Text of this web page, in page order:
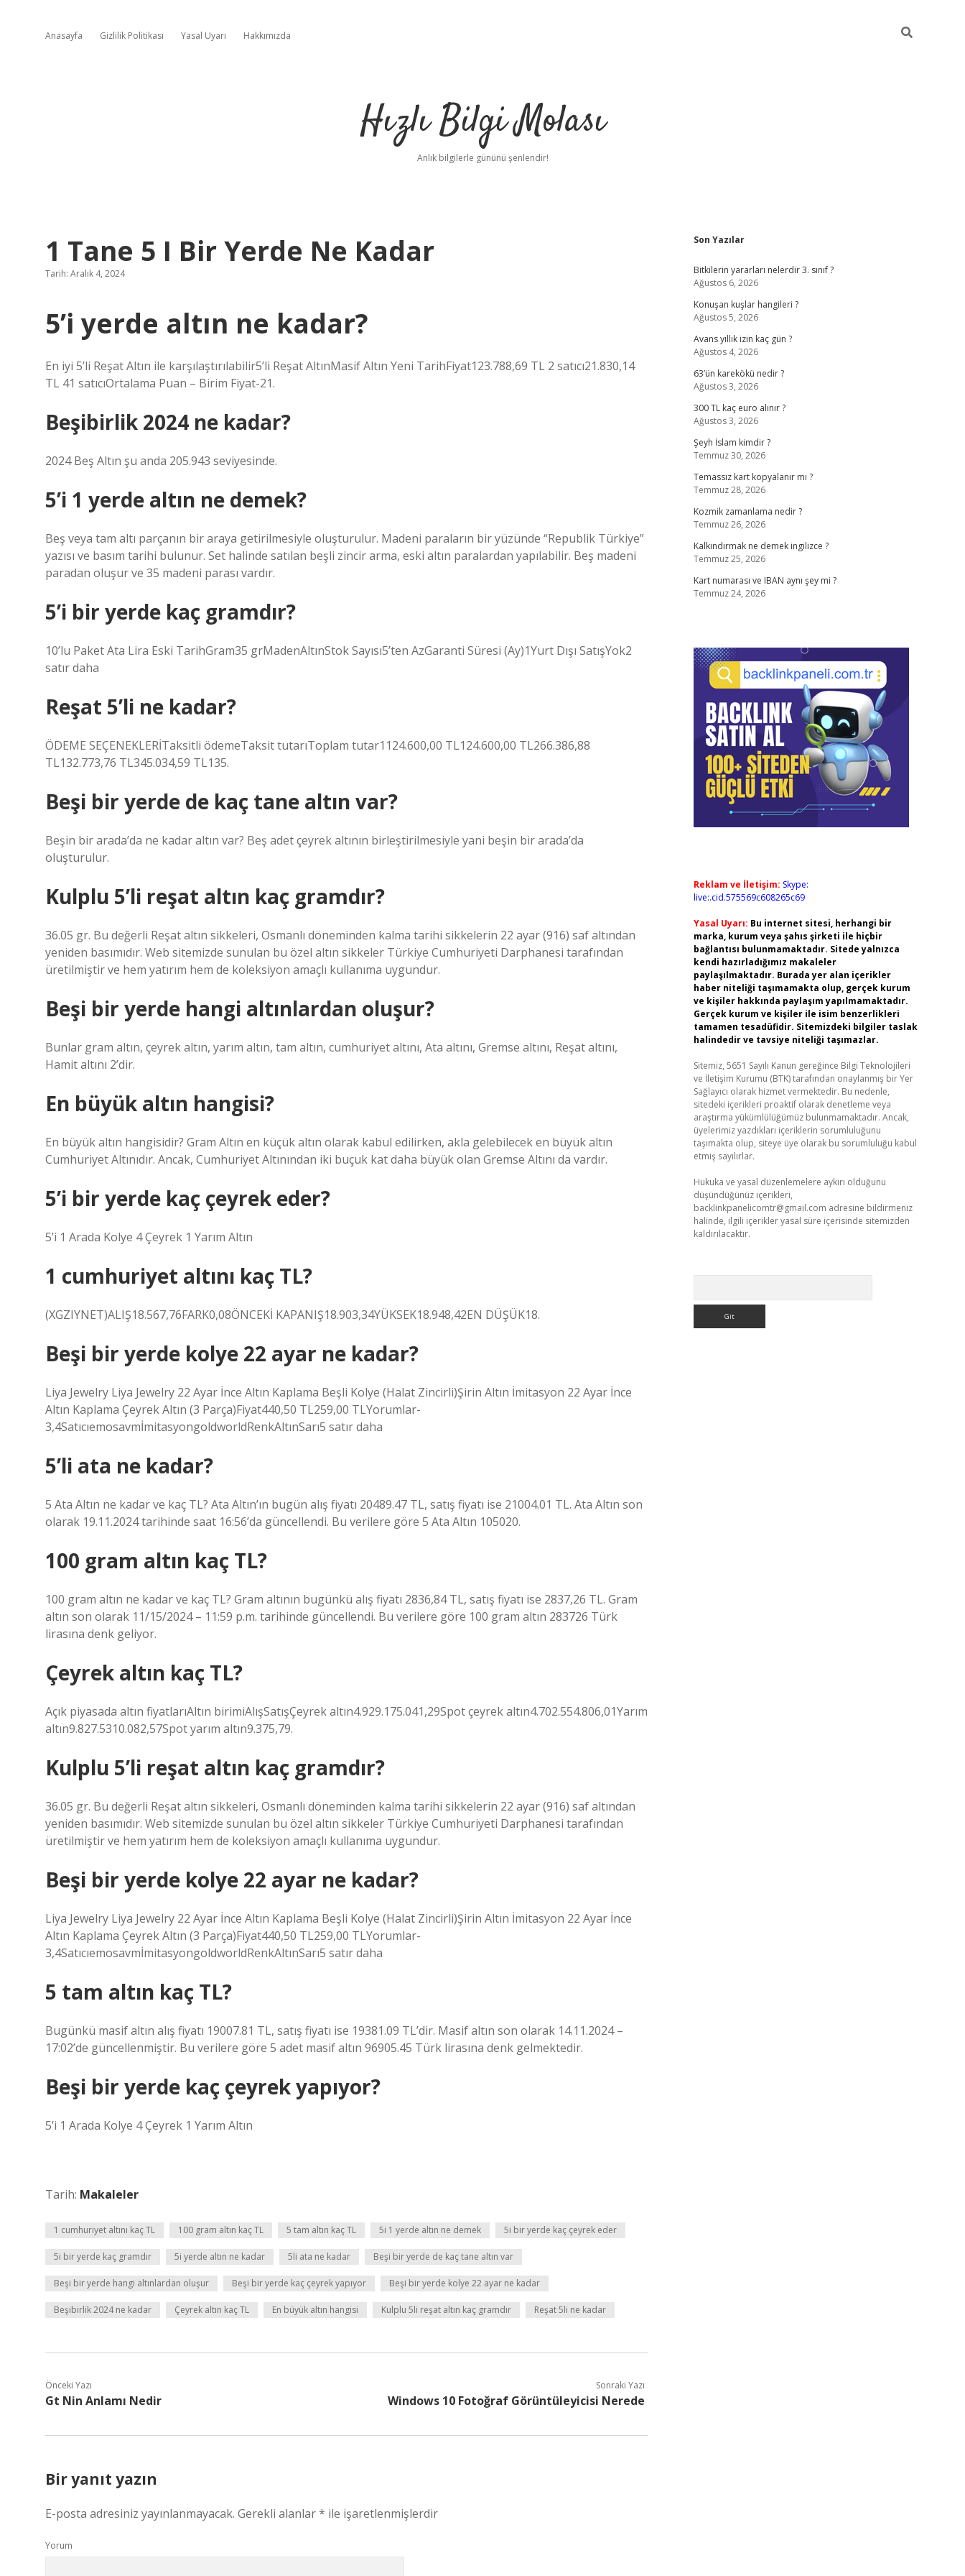
Anasayfa Gizlilik Politikası Yasal Uyarı Hakkımızda
Hızlı Bilgi Molası
Anlık bilgilerle gününü şenlendir!
1 Tane 5 I Bir Yerde Ne Kadar
Tarih: Aralık 4, 2024
5’i yerde altın ne kadar?
En iyi 5’li Reşat Altın ile karşılaştırılabilir5’li Reşat AltınMasif Altın Yeni TarihFiyat123.788,69 TL 2 satıcı21.830,14
TL 41 satıcıOrtalama Puan – Birim Fiyat-21.
Beşibirlik 2024 ne kadar?
2024 Beş Altın şu anda 205.943 seviyesinde.
5’i 1 yerde altın ne demek?
Beş veya tam altı parçanın bir araya getirilmesiyle oluşturulur. Madeni paraların bir yüzünde “Republik Türkiye”
yazısı ve basım tarihi bulunur. Set halinde satılan beşli zincir arma, eski altın paralardan yapılabilir. Beş madeni
paradan oluşur ve 35 madeni parası vardır.
5’i bir yerde kaç gramdır?
10’lu Paket Ata Lira Eski TarihGram35 grMadenAltınStok Sayısı5’ten AzGaranti Süresi (Ay)1Yurt Dışı SatışYok2
satır daha
Reşat 5’li ne kadar?
ÖDEME SEÇENEKLERİTaksitli ödemeTaksit tutarıToplam tutar1124.600,00 TL124.600,00 TL266.386,88
TL132.773,76 TL345.034,59 TL135.
Beşi bir yerde de kaç tane altın var?
Beşin bir arada’da ne kadar altın var? Beş adet çeyrek altının birleştirilmesiyle yani beşin bir arada’da
oluşturulur.
Kulplu 5’li reşat altın kaç gramdır?
36.05 gr. Bu değerli Reşat altın sikkeleri, Osmanlı döneminden kalma tarihi sikkelerin 22 ayar (916) saf altından
yeniden basımıdır. Web sitemizde sunulan bu özel altın sikkeler Türkiye Cumhuriyeti Darphanesi tarafından
üretilmiştir ve hem yatırım hem de koleksiyon amaçlı kullanıma uygundur.
Beşi bir yerde hangi altınlardan oluşur?
Bunlar gram altın, çeyrek altın, yarım altın, tam altın, cumhuriyet altını, Ata altını, Gremse altını, Reşat altını,
Hamit altını 2’dir.
En büyük altın hangisi?
En büyük altın hangisidir? Gram Altın en küçük altın olarak kabul edilirken, akla gelebilecek en büyük altın
Cumhuriyet Altınıdır. Ancak, Cumhuriyet Altınından iki buçuk kat daha büyük olan Gremse Altını da vardır.
5’i bir yerde kaç çeyrek eder?
5’i 1 Arada Kolye 4 Çeyrek 1 Yarım Altın
1 cumhuriyet altını kaç TL?
(XGZIYNET)ALIŞ18.567,76FARK0,08ÖNCEKİ KAPANIŞ18.903,34YÜKSEK18.948,42EN DÜŞÜK18.
Beşi bir yerde kolye 22 ayar ne kadar?
Liya Jewelry Liya Jewelry 22 Ayar İnce Altın Kaplama Beşli Kolye (Halat Zincirli)Şirin Altın İmitasyon 22 Ayar İnce
Altın Kaplama Çeyrek Altın (3 Parça)Fiyat440,50 TL259,00 TLYorumlar-
3,4SatıcıemosavmİmitasyongoldworldRenkAltınSarı5 satır daha
5’li ata ne kadar?
5 Ata Altın ne kadar ve kaç TL? Ata Altın’ın bugün alış fiyatı 20489.47 TL, satış fiyatı ise 21004.01 TL. Ata Altın son
olarak 19.11.2024 tarihinde saat 16:56’da güncellendi. Bu verilere göre 5 Ata Altın 105020.
100 gram altın kaç TL?
100 gram altın ne kadar ve kaç TL? Gram altının bugünkü alış fiyatı 2836,84 TL, satış fiyatı ise 2837,26 TL. Gram
altın son olarak 11/15/2024 – 11:59 p.m. tarihinde güncellendi. Bu verilere göre 100 gram altın 283726 Türk
lirasına denk geliyor.
Çeyrek altın kaç TL?
Açık piyasada altın fiyatlarıAltın birimiAlışSatışÇeyrek altın4.929.175.041,29Spot çeyrek altın4.702.554.806,01Yarım
altın9.827.5310.082,57Spot yarım altın9.375,79.
Kulplu 5’li reşat altın kaç gramdır?
36.05 gr. Bu değerli Reşat altın sikkeleri, Osmanlı döneminden kalma tarihi sikkelerin 22 ayar (916) saf altından
yeniden basımıdır. Web sitemizde sunulan bu özel altın sikkeler Türkiye Cumhuriyeti Darphanesi tarafından
üretilmiştir ve hem yatırım hem de koleksiyon amaçlı kullanıma uygundur.
Beşi bir yerde kolye 22 ayar ne kadar?
Liya Jewelry Liya Jewelry 22 Ayar İnce Altın Kaplama Beşli Kolye (Halat Zincirli)Şirin Altın İmitasyon 22 Ayar İnce
Altın Kaplama Çeyrek Altın (3 Parça)Fiyat440,50 TL259,00 TLYorumlar-
3,4SatıcıemosavmİmitasyongoldworldRenkAltınSarı5 satır daha
5 tam altın kaç TL?
Bugünkü masif altın alış fiyatı 19007.81 TL, satış fiyatı ise 19381.09 TL’dir. Masif altın son olarak 14.11.2024 –
17:02’de güncellenmiştir. Bu verilere göre 5 adet masif altın 96905.45 Türk lirasına denk gelmektedir.
Beşi bir yerde kaç çeyrek yapıyor?
5’i 1 Arada Kolye 4 Çeyrek 1 Yarım Altın
Tarih: Makaleler
1 cumhuriyet altını kaç TL 100 gram altın kaç TL 5 tam altın kaç TL 5i 1 yerde altın ne demek 5i bir yerde kaç çeyrek eder
5i bir yerde kaç gramdır 5i yerde altın ne kadar 5li ata ne kadar Beşi bir yerde de kaç tane altın var
Beşi bir yerde hangi altınlardan oluşur Beşi bir yerde kaç çeyrek yapıyor Beşi bir yerde kolye 22 ayar ne kadar
Beşibirlik 2024 ne kadar Çeyrek altın kaç TL En büyük altın hangisi Kulplu 5li reşat altın kaç gramdır Reşat 5li ne kadar
Önceki Yazı
Gt Nin Anlamı Nedir
Sonraki Yazı
Windows 10 Fotoğraf Görüntüleyicisi Nerede
Bir yanıt yazın
E-posta adresiniz yayınlanmayacak. Gerekli alanlar* ile işaretlenmişlerdir
Yorum
Sidebar
Son Yazılar
Bitkilerin yararları nelerdir 3. sınıf ?
Ağustos 6, 2026
Konuşan kuşlar hangileri ?
Ağustos 5, 2026
Avans yıllık izin kaç gün ?
Ağustos 4, 2026
63’ün karekökü nedir ?
Ağustos 3, 2026
300 TL kaç euro alınır ?
Ağustos 3, 2026
Şeyh İslam kimdir ?
Temmuz 30, 2026
Temassız kart kopyalanır mı ?
Temmuz 28, 2026
Kozmik zamanlama nedir ?
Temmuz 26, 2026
Kalkındırmak ne demek ingilizce ?
Temmuz 25, 2026
Kart numarası ve IBAN aynı şey mi ?
Temmuz 24, 2026
Reklam ve İletişim: Skype:
live:.cid.575569c608265c69
Yasal Uyarı: Bu internet sitesi, herhangi bir
marka, kurum veya şahıs şirketi ile hiçbir
bağlantısı bulunmamaktadır. Sitede yalnızca
kendi hazırladığımız makaleler
paylaşılmaktadır. Burada yer alan içerikler
haber niteliği taşımamakta olup, gerçek kurum
ve kişiler hakkında paylaşım yapılmamaktadır.
Gerçek kurum ve kişiler ile isim benzerlikleri
tamamen tesadüfidir. Sitemizdeki bilgiler taslak
halindedir ve tavsiye niteliği taşımazlar.
Sitemiz, 5651 Sayılı Kanun gereğince Bilgi Teknolojileri
ve İletişim Kurumu (BTK) tarafından onaylanmış bir Yer
Sağlayıcı olarak hizmet vermektedir. Bu nedenle,
sitedeki içerikleri proaktif olarak denetleme veya
araştırma yükümlülüğümüz bulunmamaktadır. Ancak,
üyelerimiz yazdıkları içeriklerin sorumluluğunu
taşımakta olup, siteye üye olarak bu sorumluluğu kabul
etmiş sayılırlar.
Hukuka ve yasal düzenlemelere aykırı olduğunu
düşündüğünüz içerikleri,
backlinkpanelicomtr@gmail.com adresine bildirmeniz
halinde, ilgili içerikler yasal süre içerisinde sitemizden
kaldırılacaktır.